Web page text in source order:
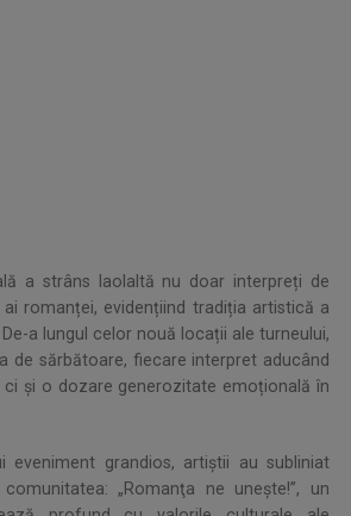
a strâns laolaltă nu doar interpreți de
romanței, evidențiind tradiția artistică a
a lungul celor nouă locații ale turneului,
de sărbătoare, fiecare interpret aducând
ci și o dozare generozitate emoțională în
eveniment grandios, artiștii au subliniat
„Romanţa ne uneşte!”, un